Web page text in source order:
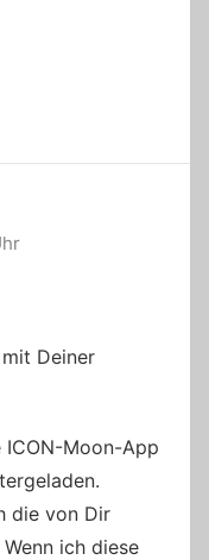
Deiner
ICON-Moon-App
die von Dir
ich diese